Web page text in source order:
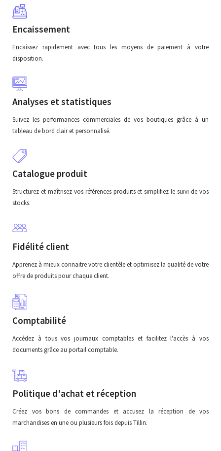
Encaissement
Encaissez rapidement avec tous les moyens de paiement à votre
disposition.
Analyses et statistiques
Suivez les performances commerciales de vos boutiques grâce à un
tableau de bord clair et personnalisé.
Catalogue produit
Structurez et maîtrisez vos références produits et simplifiez le suivi de vos
stocks.
Fidélité client
Apprenez à mieux connaitre votre clientèle et optimisez la qualité de votre
offre de produits pour chaque client.
Comptabilité
Accédez à tous vos journaux comptables et facilitez l'accès à vos
documents grâce au portail comptable.
Politique d'achat et réception
Créez vos bons de commandes et accusez la réception de vos
marchandises en une ou plusieurs fois depuis Tillin.